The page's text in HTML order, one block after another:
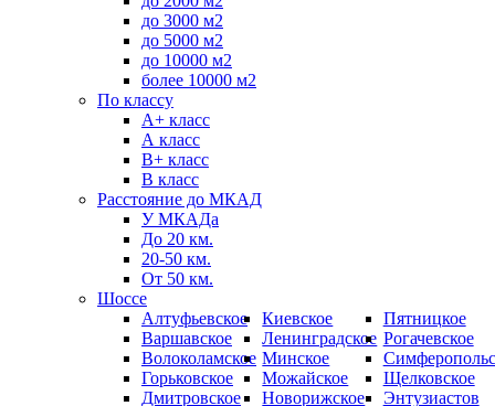
до 3000 м2
до 5000 м2
до 10000 м2
более 10000 м2
По классу
А+ класс
А класс
B+ класс
В класс
Расстояние до МКАД
У МКАДа
До 20 км.
20-50 км.
От 50 км.
Шоссе
Алтуфьевское
Варшавское
Волоколамское
Горьковское
Дмитровское
Киевское
Ленинградское
Минское
Можайское
Новорижское
Пятницкое
Рогачевское
Щелковское
Энтузиастов